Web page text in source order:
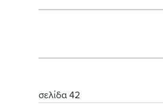
σελίδα 42